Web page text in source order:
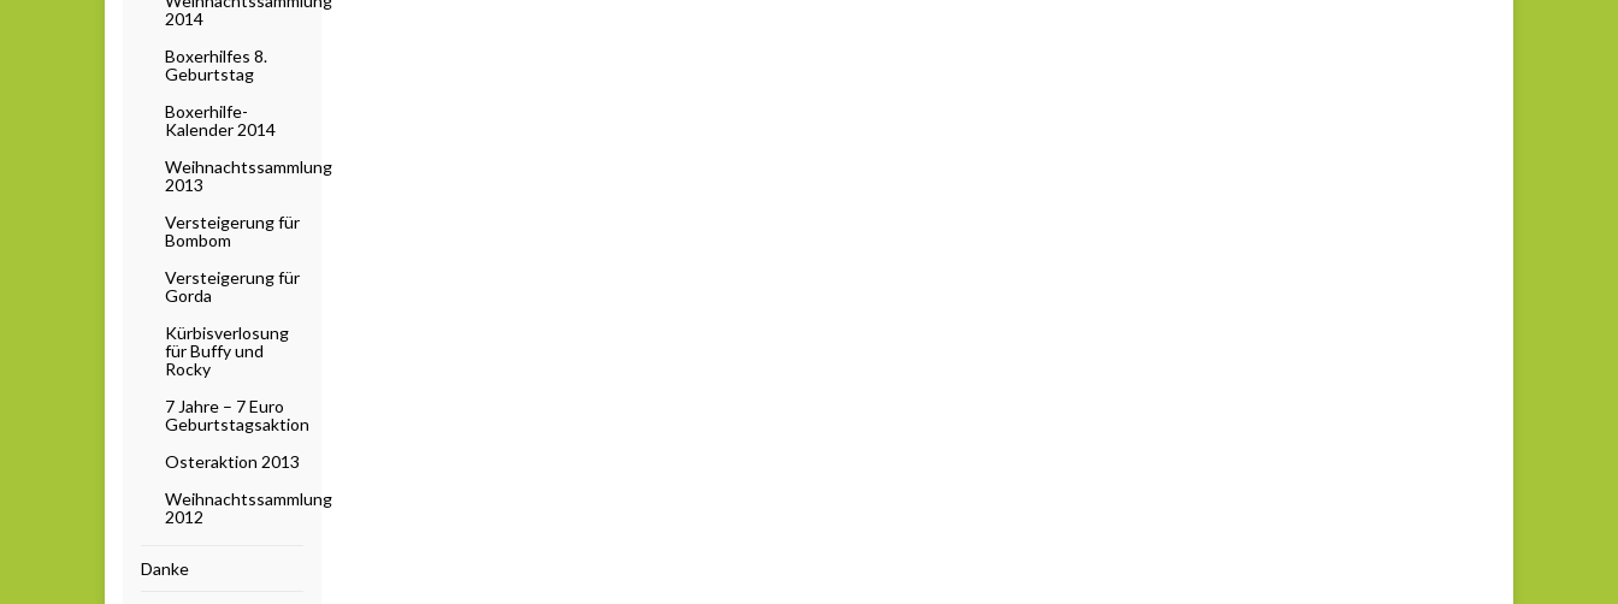
2014
Boxerhilfes 8.
Geburtstag
Boxerhilfe-
Kalender 2014
Weihnachtssammlung
2013
Versteigerung für
Bombom
Versteigerung für
Gorda
Kürbisverlosung
für Buffy und
Rocky
7 Jahre – 7 Euro
Geburtstagsaktion
Osteraktion 2013
Weihnachtssammlung
2012
Danke